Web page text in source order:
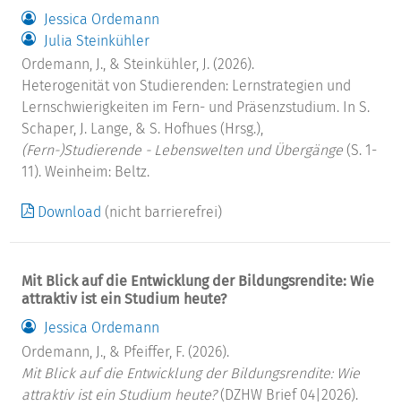
Jessica Ordemann
Julia Steinkühler
Ordemann, J., & Steinkühler, J. (2026).
Heterogenität von Studierenden: Lernstrategien und
Lernschwierigkeiten im Fern- und Präsenzstudium. In S.
Schaper, J. Lange, & S. Hofhues (Hrsg.),
(Fern-)Studierende - Lebenswelten und Übergänge (S. 1-
11). Weinheim: Beltz.
Download (nicht barrierefrei)
Mit Blick auf die Entwicklung der Bildungsrendite: Wie
attraktiv ist ein Studium heute?
Jessica Ordemann
Ordemann, J., & Pfeiffer, F. (2026).
Mit Blick auf die Entwicklung der Bildungsrendite: Wie
attraktiv ist ein Studium heute?(DZHW Brief 04|2026).